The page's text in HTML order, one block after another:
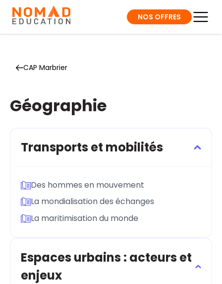
NOS OFFRES
CAP Marbrier
Géographie
Transports et mobilités
Des hommes en mouvement
La mondialisation des échanges
La maritimisation du monde
Espaces urbains : acteurs et
enjeux